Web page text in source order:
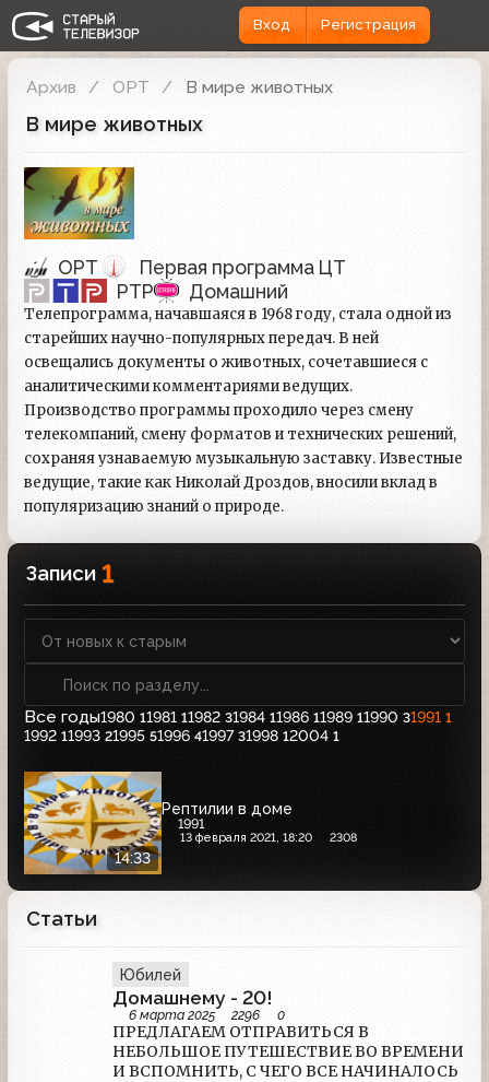
Вход Регистрация
Архив ОРТ В мире животных
В мире животных
ОРТ
Первая программа ЦТ
РТР
Домашний
Телепрограмма, начавшаяся в 1968 году, стала одной из
старейших научно-популярных передач. В ней
освещались документы о животных, сочетавшиеся с
аналитическими комментариями ведущих.
Производство программы проходило через смену
телекомпаний, смену форматов и технических решений,
сохраняя узнаваемую музыкальную заставку. Известные
ведущие, такие как Николай Дроздов, вносили вклад в
популяризацию знаний о природе.
Записи 1
Все годы1980 11981 11982 31984 11986 11989 11990 31991 1
1992 11993 21995 51996 41997 31998 12004 1
14:33
Рептилии в доме
1991
13 февраля 2021, 18:20 2308
Статьи
Юбилей
Домашнему - 20!
6 марта 2025 2296 0
ПРЕДЛАГАЕМ ОТПРАВИТЬСЯ В
НЕБОЛЬШОЕ ПУТЕШЕСТВИЕ ВО ВРЕМЕНИ
И ВСПОМНИТЬ, С ЧЕГО ВСЕ НАЧИНАЛОСЬ